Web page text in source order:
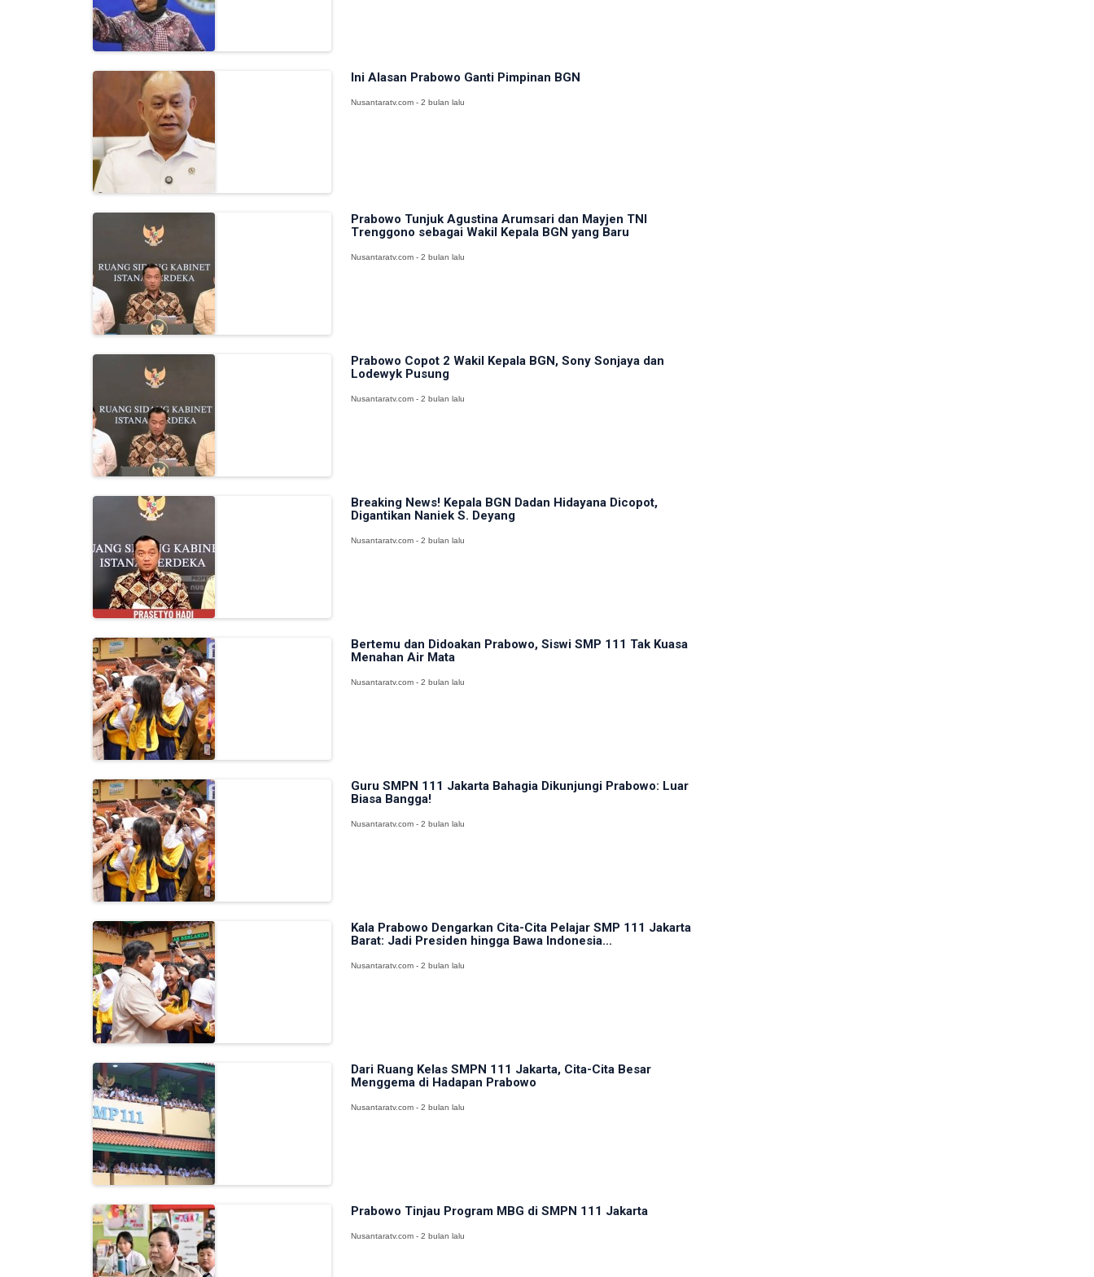
Ini Alasan Prabowo Ganti Pimpinan BGN
Nusantaratv.com - 2 bulan lalu
Prabowo Tunjuk Agustina Arumsari dan Mayjen TNI
Trenggono sebagai Wakil Kepala BGN yang Baru
Nusantaratv.com - 2 bulan lalu
Prabowo Copot 2 Wakil Kepala BGN, Sony Sonjaya dan
Lodewyk Pusung
Nusantaratv.com - 2 bulan lalu
Breaking News! Kepala BGN Dadan Hidayana Dicopot,
Digantikan Naniek S. Deyang
Nusantaratv.com - 2 bulan lalu
Bertemu dan Didoakan Prabowo, Siswi SMP 111 Tak Kuasa
Menahan Air Mata
Nusantaratv.com - 2 bulan lalu
Guru SMPN 111 Jakarta Bahagia Dikunjungi Prabowo: Luar
Biasa Bangga!
Nusantaratv.com - 2 bulan lalu
Kala Prabowo Dengarkan Cita-Cita Pelajar SMP 111 Jakarta
Barat: Jadi Presiden hingga Bawa Indonesia...
Nusantaratv.com - 2 bulan lalu
Dari Ruang Kelas SMPN 111 Jakarta, Cita-Cita Besar
Menggema di Hadapan Prabowo
Nusantaratv.com - 2 bulan lalu
Prabowo Tinjau Program MBG di SMPN 111 Jakarta
Nusantaratv.com - 2 bulan lalu